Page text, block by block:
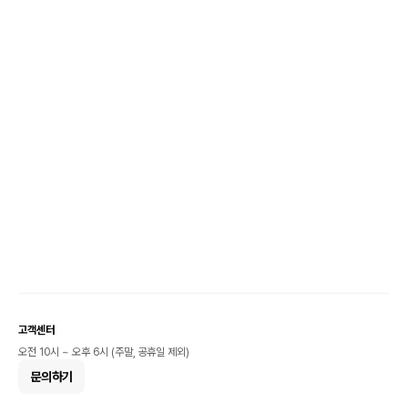
고객센터
오전 10시 ~ 오후 6시 (주말, 공휴일 제외)
문의하기